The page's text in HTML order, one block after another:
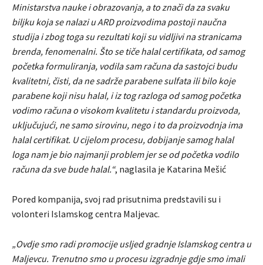
Ministarstva nauke i obrazovanja, a to znači da za svaku
biljku koja se nalazi u ARD proizvodima postoji naučna
studija i zbog toga su rezultati koji su vidljivi na stranicama
brenda, fenomenalni. Što se tiče halal certifikata, od samog
početka formuliranja, vodila sam računa da sastojci budu
kvalitetni, čisti, da ne sadrže parabene sulfata ili bilo koje
parabene koji nisu halal, i iz tog razloga od samog početka
vodimo računa o visokom kvalitetu i standardu proizvoda,
uključujući, ne samo sirovinu, nego i to da proizvodnja ima
halal certifikat. U cijelom procesu, dobijanje samog halal
loga nam je bio najmanji problem jer se od početka vodilo
računa da sve bude halal.“, naglasila je Katarina Mešić
Pored kompanija, svoj rad prisutnima predstavili su i
volonteri Islamskog centra Maljevac.
„Ovdje smo radi promocije usljed gradnje Islamskog centra u
Maljevcu. Trenutno smo u procesu izgradnje gdje smo imali